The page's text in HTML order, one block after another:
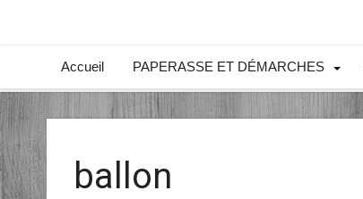
Accueil PAPERASSE ET DÉMARCHES
ballon